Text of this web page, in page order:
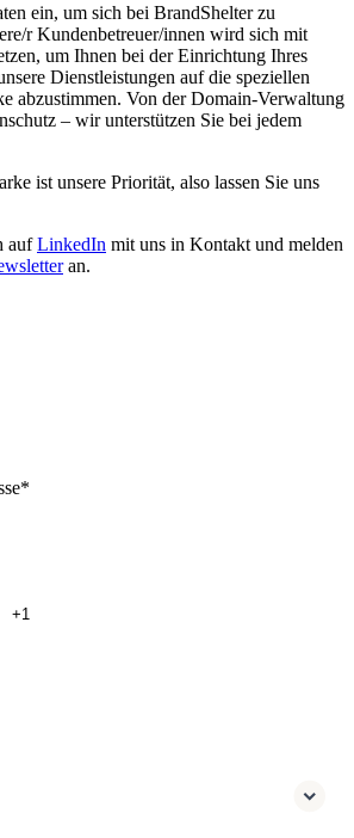
ein, um sich bei BrandShelter zu
r Kundenbetreuer/innen wird sich mit
um Ihnen bei der Einrichtung Ihres
Dienstleistungen auf die speziellen
abzustimmen. Von der Domain-Verwaltung
– wir unterstützen Sie bei jedem
ist unsere Priorität, also lassen Sie uns
aufLinkedIn mit uns in Kontakt und melden
an.
*